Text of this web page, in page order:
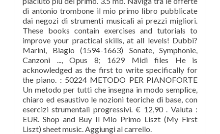
di antonio trombone il mio primo libro pubblicate
dai negozi di strumenti musicali ai prezzi migliori.
These books contain exercises and tutorials to
improve your practical skills, at all levels! Dubbi?
Marini, Biagio (1594-1663) Sonate, Symphonie,
Canzoni ..., Opus 8; 1629 Midi files He is
acknowledged as the first to write specifically for
the piano. : 50224 METODO PER PIANOFORTE
Un metodo per tutti che insegna in modo semplice,
chiaro ed esaustivo le nozioni teoriche di base, con
esercizi strumentali progressivi. € 12,90 . Valuta :
EUR. Shop and Buy Il Mio Primo Liszt (My First
Liszt) sheet music. Aggiungi al carrello.